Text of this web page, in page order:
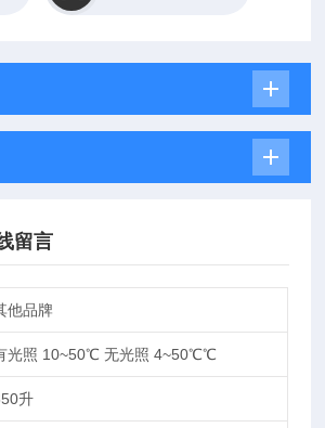
留言
他品牌
光照 10~50℃ 无光照 4~50℃℃
升